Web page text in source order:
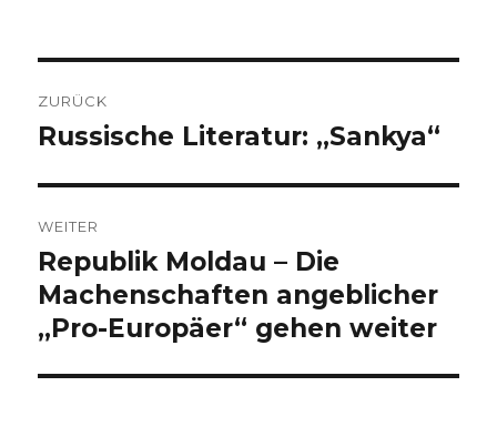
ZURÜCK
Vorheriger
Russische Literatur: „Sankya“
WEITER
Nächster
Beitrag:
Republik Moldau – Die
Machenschaften angeblicher
„Pro-Europäer“ gehen weiter